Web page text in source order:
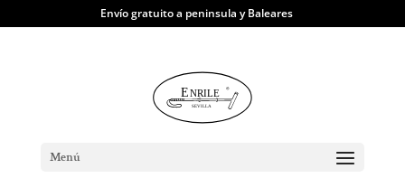
Envío gratuito a peninsula y Baleares
Menú